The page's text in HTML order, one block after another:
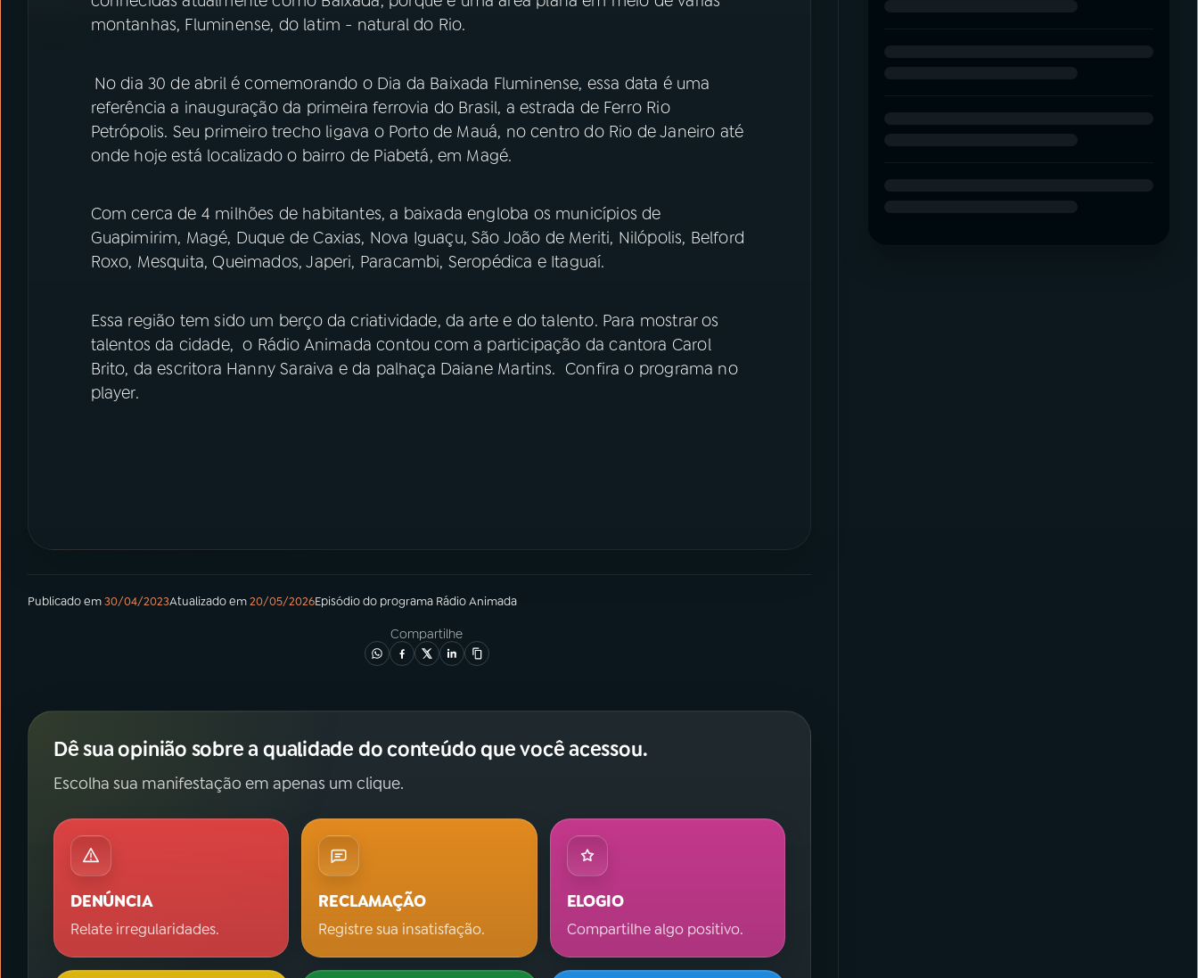
montanhas, Fluminense, do latim - natural do Rio.
No dia 30 de abril é comemorando o Dia da Baixada Fluminense, essa data é uma
referência a inauguração da primeira ferrovia do Brasil, a estrada de Ferro Rio
Petrópolis. Seu primeiro trecho ligava o Porto de Mauá, no centro do Rio de Janeiro até
onde hoje está localizado o bairro de Piabetá, em Magé.
Com cerca de 4 milhões de habitantes, a baixada engloba os municípios de
Guapimirim, Magé, Duque de Caxias, Nova Iguaçu, São João de Meriti, Nilópolis, Belford
Roxo, Mesquita, Queimados, Japeri, Paracambi, Seropédica e Itaguaí.
Essa região tem sido um berço da criatividade, da arte e do talento. Para mostrar os
talentos da cidade, o Rádio Animada contou com a participação da cantora Carol
Brito, da escritora Hanny Saraiva e da palhaça Daiane Martins. Confira o programa no
player.
Publicado em30/04/2023Atualizado em20/05/2026Episódiodo programa Rádio Animada
Compartilhe
Dê sua opinião sobre a qualidade do conteúdo que você acessou.
Escolha sua manifestação em apenas um clique.
DENÚNCIA
Relate irregularidades.
RECLAMAÇÃO
Registre sua insatisfação.
ELOGIO
Compartilhe algo positivo.